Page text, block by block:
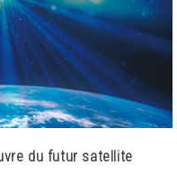
du futur satellite